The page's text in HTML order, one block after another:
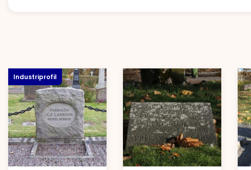
Industriprofil